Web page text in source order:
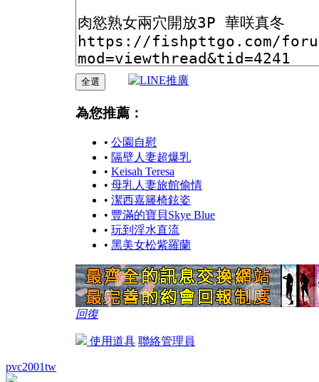
為您推薦：
• 公園自慰
• 隔壁人妻超爆乳
• Keisah Teresa
• 母乳人妻旅館偷情
• 潔西嘉籐椅鉉姿
• 豐滿的寶貝Skye Blue
• 玩到淫水直流
• 黑美女松紫羅蘭
回復
使用道具 聯絡管理員
pvc2001tw